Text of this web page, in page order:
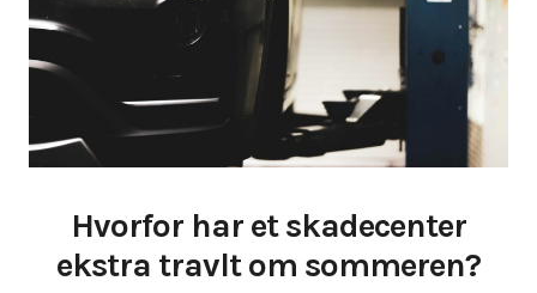
Hvorfor har et skadecenter
ekstra travlt om sommeren?